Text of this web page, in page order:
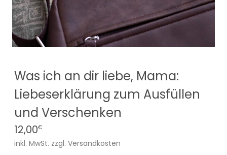
Was ich an dir liebe, Mama:
Liebeserklärung zum Ausfüllen
und Verschenken
12,00€
inkl. MwSt. zzgl. Versandkosten